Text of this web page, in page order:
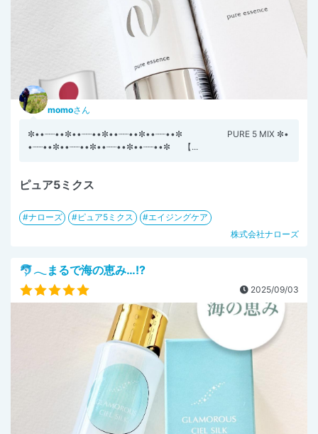
momoさん
✼••┈┈••✼••┈┈••✼••┈┈••✼••┈┈••✼ PURE 5 MIX ✼•
•┈┈••✼••┈┈••✼••┈┈••✼••┈┈••✼ 【...
ピュア5ミクス
ナローズ ピュア5ミクス
エイジングケア
株式会社ナローズ
🐬𓂃まるで海の恵み…!?
2025/09/03